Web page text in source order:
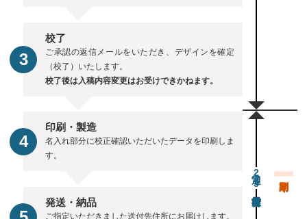
校了
ご承認の返信メールをいただき、デザインを確定
（校了）いたします。
校了後は入稿内容変更はお受けできかねます。
印刷・製造
名入れ部分に校正確認いただいたデータを印刷しま
す。
発送・納品
ご指定いただきました送付先住所にお届けします。
通常23営業日後出荷